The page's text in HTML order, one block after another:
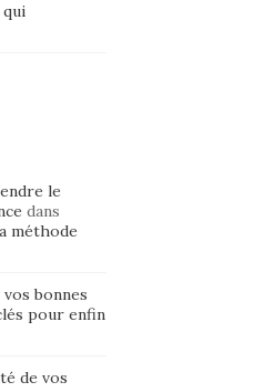
le
dans
méthode
bonnes
pour enfin
de vos